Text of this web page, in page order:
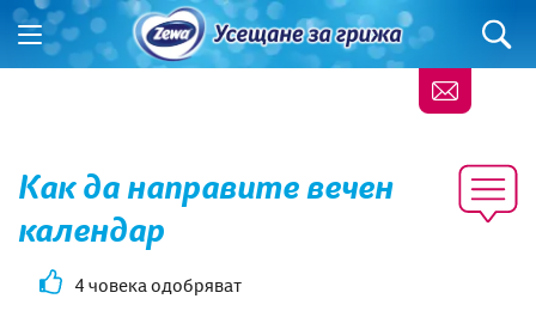
Как да направите вечен
календар
4 човека одобряват